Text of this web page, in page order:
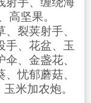
高坚果。
裂荚射手、
手、花盆、玉
、金盏花、
忧郁蘑菇、
米加农炮。